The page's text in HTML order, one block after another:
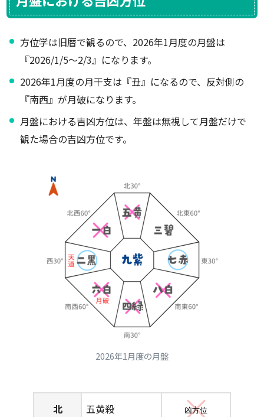
方位学は旧暦で観るので、2026年1月度の月盤は
『2026/1/5～2/3』になります。
2026年1月度の月干支は『丑』になるので、反対側の
『南西』が月破になります。
月盤における吉凶方位は、年盤は無視して月盤だけで
観た場合の吉凶方位です。
2026年1月度の月盤
北 五黄殺 凶方位